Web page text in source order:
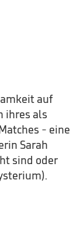
auf
ihres als
- eine
Sarah
sind oder